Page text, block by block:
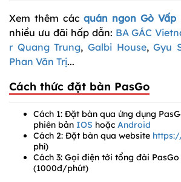
Xem thêm cácquán ngon Gò Vấp
nhiều ưu đãi hấp dẫn: BA GÁC
r Quang Trung, Galbi House,Gyu
Phan Văn Trị...
Cách thức đặt bàn PasGo
Cách 1: Đặt bàn qua ứng dụng
phiên bản IOS hoặc Android
Cách 2: Đặt bàn qua website
phí)
Cách 3: Gọi điện tới tổng đài
(1000đ/phút)